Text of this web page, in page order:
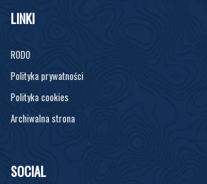
LINKI
RODO
Polityka prywatności
Polityka cookies
Archiwalna strona
SOCIAL